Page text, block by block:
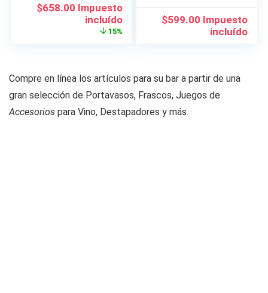
El
$658.00El
precio
actual
Impuesto
incluído
15%
$599.00 Impuesto
incluído
Compre en línea los artículos para su bar a partir de una
gran selección de Portavasos, Frascos, Juegos de
Accesorios para Vino, Destapadores y más.